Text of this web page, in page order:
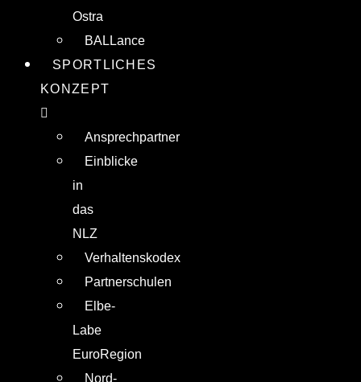
Ostra
BALLance
SPORTLICHES
KONZEPT
Ansprechpartner
Einblicke
in
das
NLZ
Verhaltenskodex
Partnerschulen
Elbe-
Labe
EuroRegion
Nord-